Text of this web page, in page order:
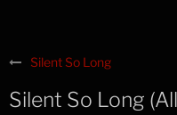
Silent So Long
Silent So Long